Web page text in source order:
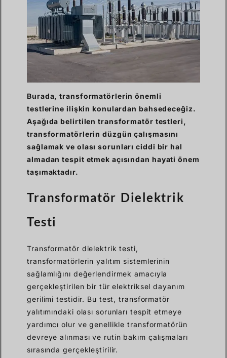
Burada, transformatörlerin önemli
testlerine ilişkin konulardan bahsedeceğiz.
Aşağıda belirtilen transformatör testleri,
transformatörlerin düzgün çalışmasını
sağlamak ve olası sorunları ciddi bir hal
almadan tespit etmek açısından hayati önem
taşımaktadır.
Transformatör Dielektrik
Testi
Transformatör dielektrik testi,
transformatörlerin yalıtım sistemlerinin
sağlamlığını değerlendirmek amacıyla
gerçekleştirilen bir tür elektriksel dayanım
gerilimi testidir. Bu test, transformatör
yalıtımındaki olası sorunları tespit etmeye
yardımcı olur ve genellikle transformatörün
devreye alınması ve rutin bakım çalışmaları
sırasında gerçekleştirilir.